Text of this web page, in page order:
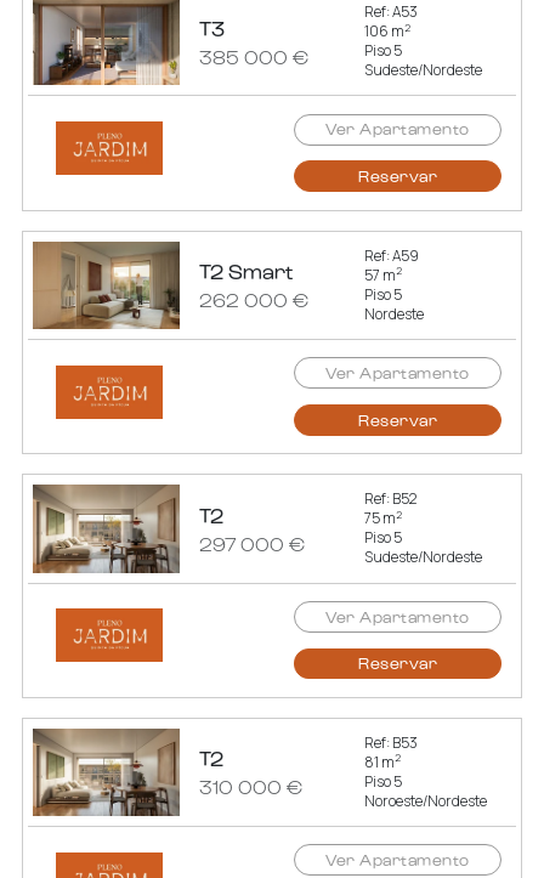
T3
385 000 €
Ref: A53
106 m2
Piso 5
Sudeste/Nordeste
Ver Apartamento
Reservar
T2 Smart
262 000 €
Ref: A59
57 m2
Piso 5
Nordeste
Ver Apartamento
Reservar
T2
297 000 €
Ref: B52
75 m2
Piso 5
Sudeste/Nordeste
Ver Apartamento
Reservar
T2
310 000 €
Ref: B53
81 m2
Piso 5
Noroeste/Nordeste
Ver Apartamento